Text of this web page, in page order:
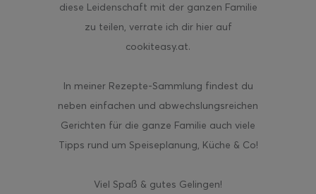
diese Leidenschaft mit der ganzen Familie
zu teilen, verrate ich dir hier auf
cookiteasy.at.
In meiner Rezepte-Sammlung findest du
neben einfachen und abwechslungsreichen
Gerichten für die ganze Familie auch viele
Tipps rund um Speiseplanung, Küche & Co!
Viel Spaß & gutes Gelingen!